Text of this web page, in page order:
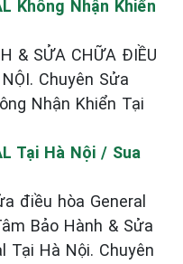
Không Nhận Khiển
& SỬA CHỮA ĐIỀU
Chuyên Sửa
Nhận Khiển Tại
Tại Hà Nội / Sua
điều hòa General
Bảo Hành & Sửa
Tại Hà Nội. Chuyên